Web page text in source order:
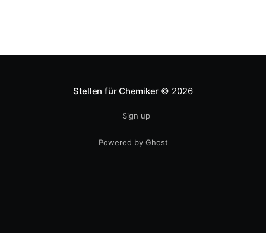
Stellen für Chemiker © 2026
Sign up
Powered by Ghost